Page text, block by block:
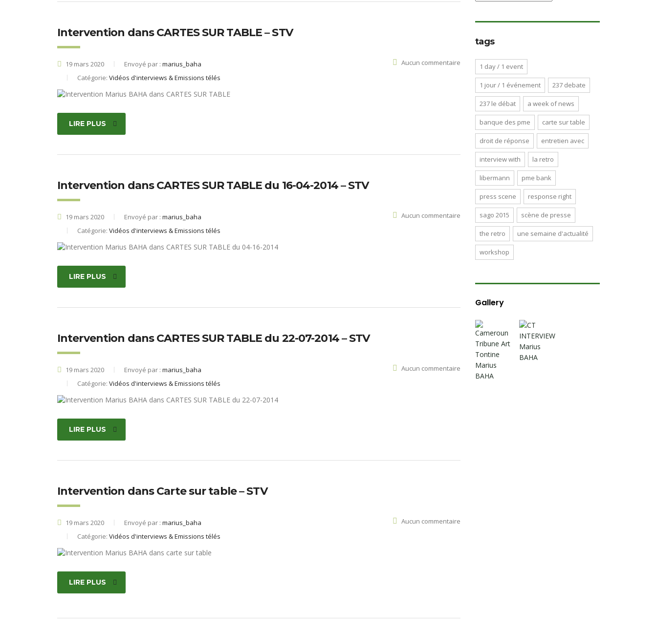
Intervention dans CARTES SUR TABLE – STV
19 mars 2020 Envoyé par : marius_baha
Catégorie: Vidéos d'interviews & Emissions télés
Aucun commentaire
LIRE PLUS
Intervention dans CARTES SUR TABLE du 16-04-2014 – STV
19 mars 2020 Envoyé par : marius_baha
Catégorie: Vidéos d'interviews & Emissions télés
Aucun commentaire
LIRE PLUS
Intervention dans CARTES SUR TABLE du 22-07-2014 – STV
19 mars 2020 Envoyé par : marius_baha
Catégorie: Vidéos d'interviews & Emissions télés
Aucun commentaire
LIRE PLUS
Intervention dans Carte sur table – STV
19 mars 2020 Envoyé par : marius_baha
Catégorie: Vidéos d'interviews & Emissions télés
Aucun commentaire
LIRE PLUS
tags
1 day / 1 event
1 jour / 1 événement 237 debate
237 le débat a week of news
banque des pme carte sur table
droit de réponse entretien avec
interview with la retro
libermann pme bank
press scene response right
sago 2015 scène de presse
the retro une semaine d'actualité
workshop
Gallery